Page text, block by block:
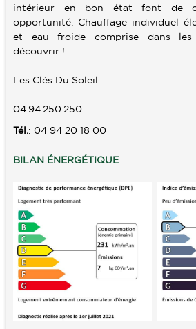
intérieur en bon état font de
opportunité. Chauffage individuel
et eau froide comprise dans les
découvrir !
Les Clés Du Soleil
04.94.250.250
Tél.: 04 94 20 18 00
BILAN ÉNERGÉTIQUE